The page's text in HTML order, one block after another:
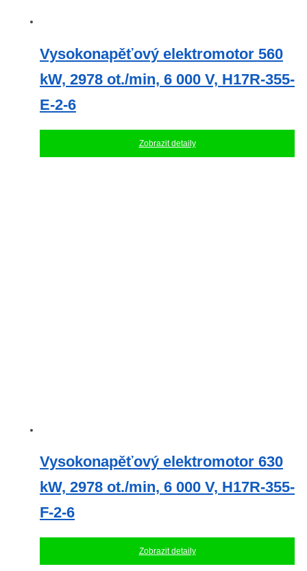
Vysokonapěťový elektromotor 560
kW, 2978 ot./min, 6 000 V, H17R-355-
E-2-6
Zobrazit detaily
Vysokonapěťový elektromotor 630
kW, 2978 ot./min, 6 000 V, H17R-355-
F-2-6
Zobrazit detaily